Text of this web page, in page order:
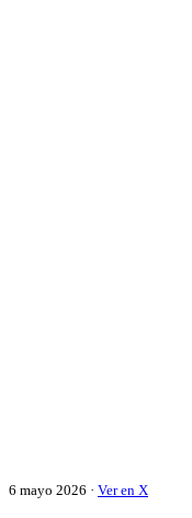
6 mayo 2026 · Ver en X